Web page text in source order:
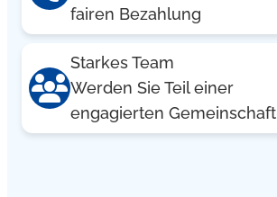
fairen Bezahlung
Starkes Team
Werden Sie Teil einer
engagierten Gemeinschaft